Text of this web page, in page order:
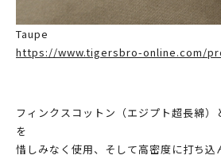
Taupe
https://www.tigersbro-online.com/
フィンクスコットン（エジプト超長綿
を
惜しみなく使用、そして高密度に打ち込